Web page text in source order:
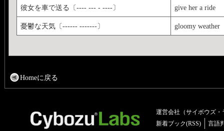
彼女を車で送る〔---- --- - ----〕 give her a ride
憂鬱な天気〔------ -------〕 gloomy weather
Homeに戻る
運営会社（サイボウズ・
新着ブック(RSS)
言語